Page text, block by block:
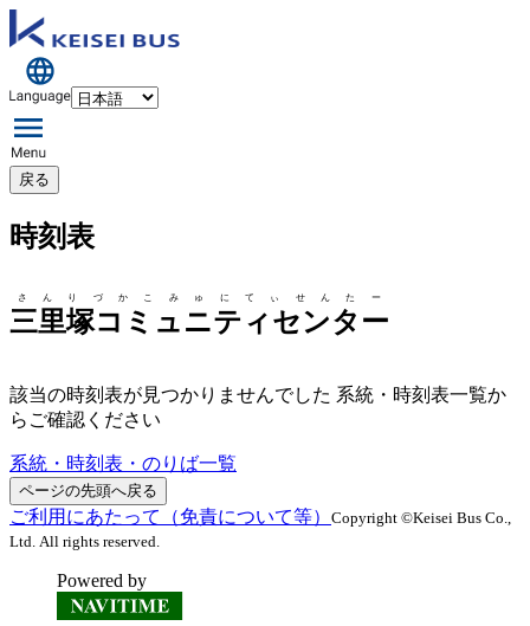
戻る
時刻表
三里塚コミュニティセンター
さんりづかこみゅにてぃせんたー
該当の時刻表が見つかりませんでした 系統・時刻表一覧か
らご確認ください
系統・時刻表・のりば一覧
ページの先頭へ戻る
ご利用にあたって（免責について等） Copyright ©Keisei Bus Co.,
Ltd. All rights reserved.
Powered by